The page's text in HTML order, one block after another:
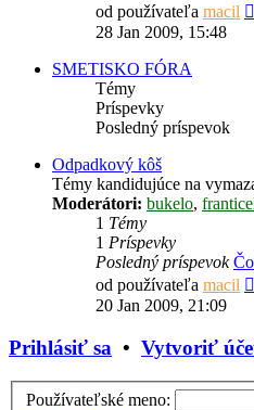
od používateľa macil
28 Jan 2009, 15:48
SMETISKO FÓRA
Témy
Príspevky
Posledný príspevok
Odpadkový kôš
Témy kandidujúce na
Moderátori: bukelo,
1 Témy
1 Príspevky
Posledný príspevok
od používateľa macil
20 Jan 2009, 21:09
Prihlásiť sa • Vytvoriť
Používateľské meno: